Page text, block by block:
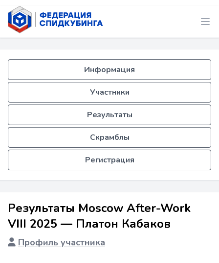
Информация
Участники
Результаты
Скрамблы
Регистрация
Результаты Moscow After-Work
VIII 2025 — Платон Кабаков
Профиль участника